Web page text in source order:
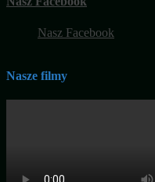
Nasz Facebook
Nasze filmy